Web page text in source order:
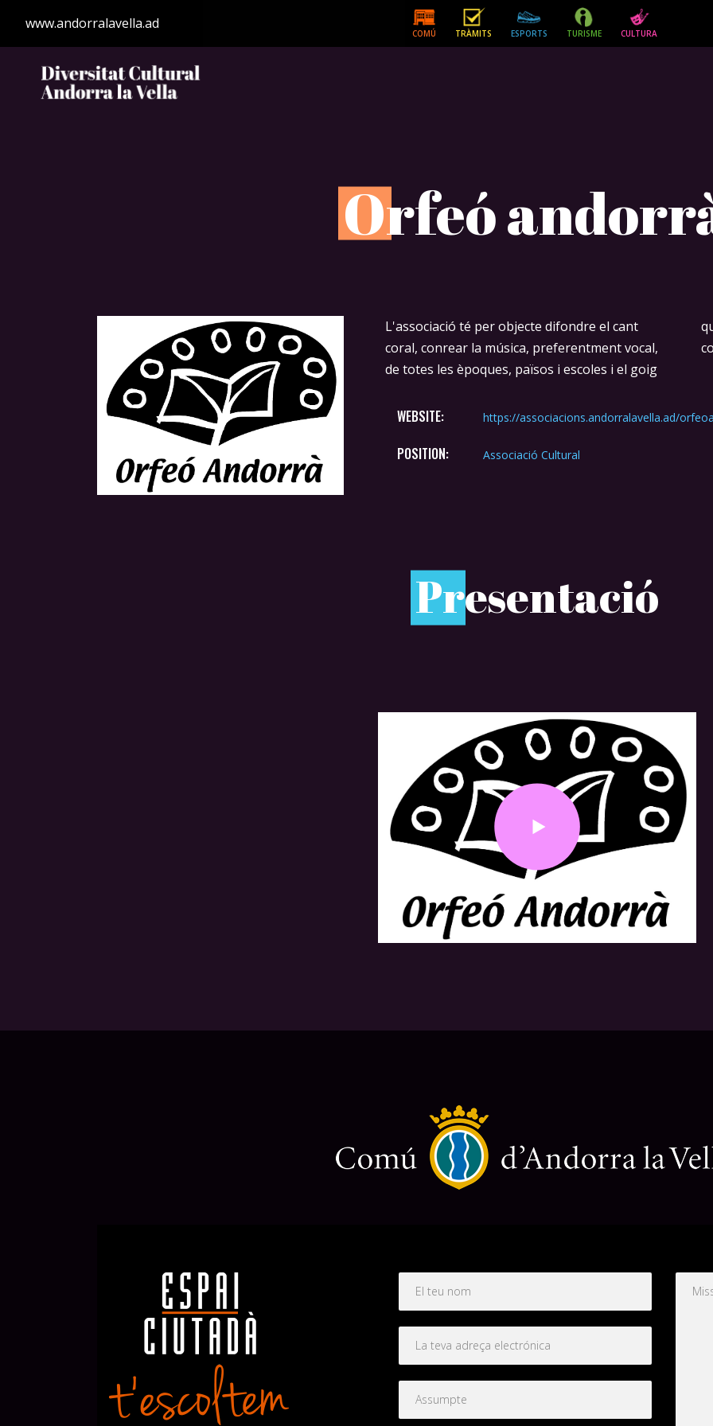
www.andorralavella.ad
COMÚ TRÀMITS ESPORTS TURISME CULTURA
Orfeó
L'associació té per objecte difondre el cant
coral, conrear la música, preferentment vocal,
de totes les èpoques, països i escoles i el goig
que pels seus membres comporta aquest
WEBSITE: https://associacions.andorralavella.ad/
POSITION: Associació Cultural
Presentació